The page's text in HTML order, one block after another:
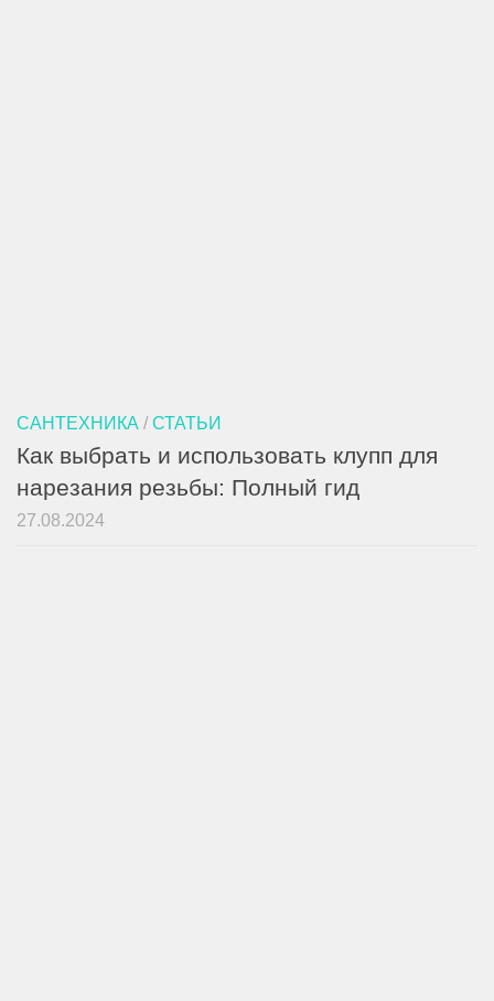
САНТЕХНИКА / СТАТЬИ
Как выбрать и использовать клупп для
нарезания резьбы: Полный гид
27.08.2024